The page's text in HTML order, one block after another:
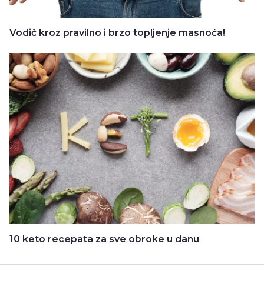
Vodič kroz pravilno i brzo topljenje masnoća!
10 keto recepata za sve obroke u danu